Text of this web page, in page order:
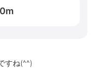
m
すね(^^)